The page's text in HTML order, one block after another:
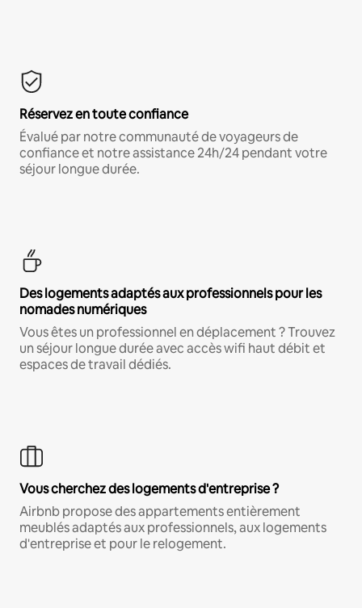
Réservez en toute confiance
Évalué par notre communauté de voyageurs de
confiance et notre assistance 24h/24 pendant votre
séjour longue durée.
Des logements adaptés aux professionnels pour les
nomades numériques
Vous êtes un professionnel en déplacement ? Trouvez
un séjour longue durée avec accès wifi haut débit et
espaces de travail dédiés.
Vous cherchez des logements d'entreprise ?
Airbnb propose des appartements entièrement
meublés adaptés aux professionnels, aux logements
d'entreprise et pour le relogement.